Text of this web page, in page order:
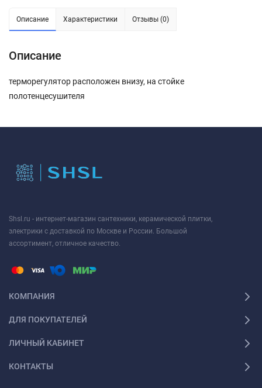
Описание Характеристики Отзывы (0)
Описание
терморегулятор расположен внизу, на стойке
полотенцесушителя
Shsl.ru - интернет-магазин сантехники, керамической плитки,
электрики с доставкой по Москве и России. Большой
ассортимент, отличное качество.
КОМПАНИЯ
ДЛЯ ПОКУПАТЕЛЕЙ
ЛИЧНЫЙ КАБИНЕТ
КОНТАКТЫ